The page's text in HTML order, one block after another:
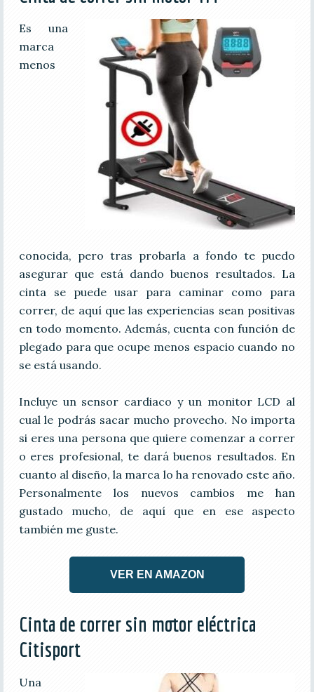
Es una
marca
menos
conocida, pero tras probarla a fondo te puedo
asegurar que está dando buenos resultados. La
cinta se puede usar para caminar como para
correr, de aquí que las experiencias sean positivas
en todo momento. Además, cuenta con función de
plegado para que ocupe menos espacio cuando no
se está usando.
Incluye un sensor cardiaco y un monitor LCD al
cual le podrás sacar mucho provecho. No importa
si eres una persona que quiere comenzar a correr
o eres profesional, te dará buenos resultados. En
cuanto al diseño, la marca lo ha renovado este año.
Personalmente los nuevos cambios me han
gustado mucho, de aquí que en ese aspecto
también me guste.
VER EN AMAZON
Cinta de correr sin motor eléctrica
Citisport
Una